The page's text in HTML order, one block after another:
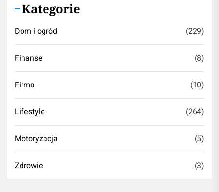
Kategorie
Dom i ogród (229)
Finanse (8)
Firma (10)
Lifestyle (264)
Motoryzacja (5)
Zdrowie (3)